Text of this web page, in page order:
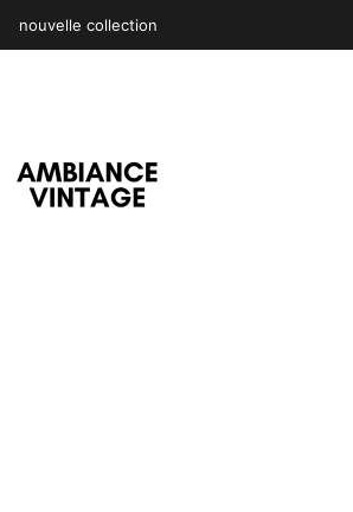
nouvelle collection